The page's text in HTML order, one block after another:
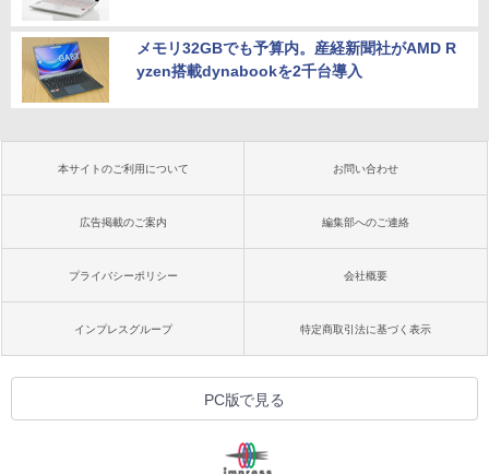
メモリ32GBでも予算内。産経新聞社がAMD R
yzen搭載dynabookを2千台導入
本サイトのご利用について お問い合わせ
広告掲載のご案内 編集部へのご連絡
プライバシーポリシー 会社概要
インプレスグループ 特定商取引法に基づく表示
PC版で見る